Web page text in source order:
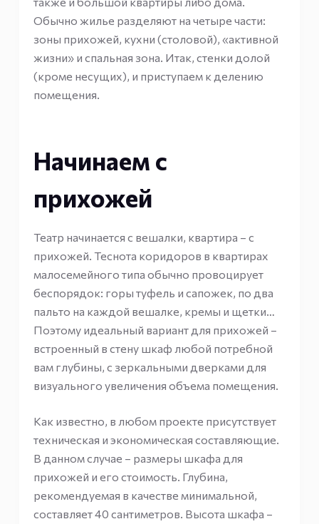
Обычно жилье разделяют на четыре части:
зоны прихожей, кухни (столовой), «активной
жизни» и спальная зона. Итак, стенки долой
(кроме несущих), и приступаем к делению
помещения.
Начинаем с
прихожей
Театр начинается с вешалки, квартира – с
прихожей. Теснота коридоров в квартирах
малосемейного типа обычно провоцирует
беспорядок: горы туфель и сапожек, по два
пальто на каждой вешалке, кремы и щетки…
Поэтому идеальный вариант для прихожей –
встроенный в стену шкаф любой потребной
вам глубины, с зеркальными дверками для
визуального увеличения объема помещения.
Как известно, в любом проекте присутствует
техническая и экономическая составляющие.
В данном случае – размеры шкафа для
прихожей и его стоимость. Глубина,
рекомендуемая в качестве минимальной,
составляет 40 сантиметров. Высота шкафа –